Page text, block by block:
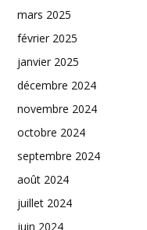
mars 2025
février 2025
janvier 2025
décembre 2024
novembre 2024
octobre 2024
septembre 2024
août 2024
juillet 2024
juin 2024